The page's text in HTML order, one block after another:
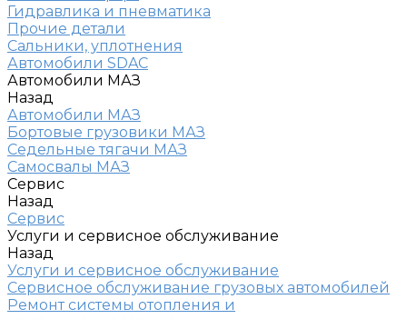
Гидравлика и пневматика
Прочие детали
Сальники, уплотнения
Автомобили SDAC
Автомобили МАЗ
Назад
Автомобили МАЗ
Бортовые грузовики МАЗ
Седельные тягачи МАЗ
Самосвалы МАЗ
Сервис
Назад
Сервис
Услуги и сервисное обслуживание
Назад
Услуги и сервисное обслуживание
Сервисное обслуживание грузовых автомобилей
Ремонт системы отопления и